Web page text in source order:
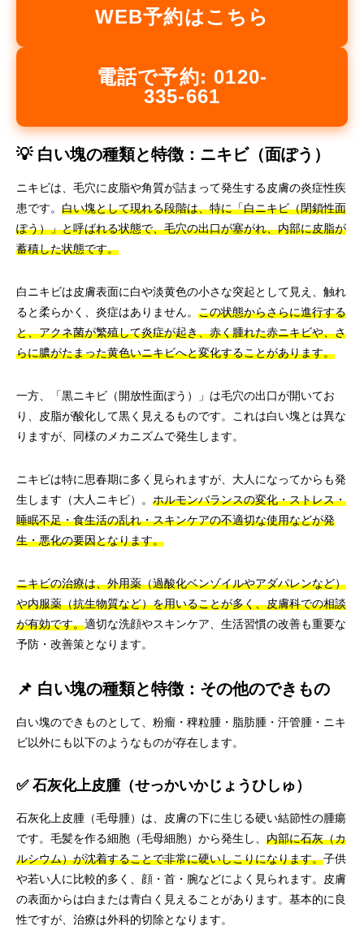
WEB予約はこちら
電話で予約: 0120-
335-661
💡 白い塊の種類と特徴：ニキビ（面ぽう）
ニキビは、毛穴に皮脂や角質が詰まって発生する皮膚の炎症性疾
患です。 白い塊として現れる段階は、特に「白ニキビ（閉鎖性面
ぽう）」と呼ばれる状態で、毛穴の出口が塞がれ、内部に皮脂が
蓄積した状態です。
白ニキビは皮膚表面に白や淡黄色の小さな突起として見え、触れ
ると柔らかく、炎症はありません。 この状態からさらに進行する
と、アクネ菌が繁殖して炎症が起き、赤く腫れた赤ニキビや、さ
らに膿がたまった黄色いニキビへと変化することがあります。
一方、「黒ニキビ（開放性面ぽう）」は毛穴の出口が開いてお
り、皮脂が酸化して黒く見えるものです。これは白い塊とは異な
りますが、同様のメカニズムで発生します。
ニキビは特に思春期に多く見られますが、大人になってからも発
生します（大人ニキビ）。 ホルモンバランスの変化・ストレス・
睡眠不足・食生活の乱れ・スキンケアの不適切な使用などが発
生・悪化の要因となります。
ニキビの治療は、外用薬（過酸化ベンゾイルやアダパレンなど）
や内服薬（抗生物質など）を用いることが多く、皮膚科での相談
が有効です。適切な洗顔やスキンケア、生活習慣の改善も重要な
予防・改善策となります。
📌 白い塊の種類と特徴：その他のできもの
白い塊のできものとして、粉瘤・稗粒腫・脂肪腫・汗管腫・ニキ
ビ以外にも以下のようなものが存在します。
✅ 石灰化上皮腫（せっかいかじょうひしゅ）
石灰化上皮腫（毛母腫）は、皮膚の下に生じる硬い結節性の腫瘍
です。毛髪を作る細胞（毛母細胞）から発生し、 内部に石灰（カ
ルシウム）が沈着することで非常に硬いしこりになります。子供
や若い人に比較的多く、顔・首・腕などによく見られます。皮膚
の表面からは白または青白く見えることがあります。基本的に良
性ですが、治療は外科的切除となります。